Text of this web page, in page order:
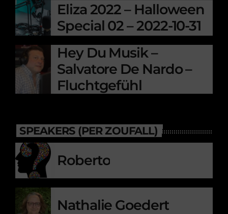
Eliza 2022 – Halloween
Special 02 – 2022-10-31
Hey Du Musik –
Salvatore De Nardo –
Fluchtgefühl
SPEAKERS (PER ZOUFALL)
Roberto
Nathalie Goedert